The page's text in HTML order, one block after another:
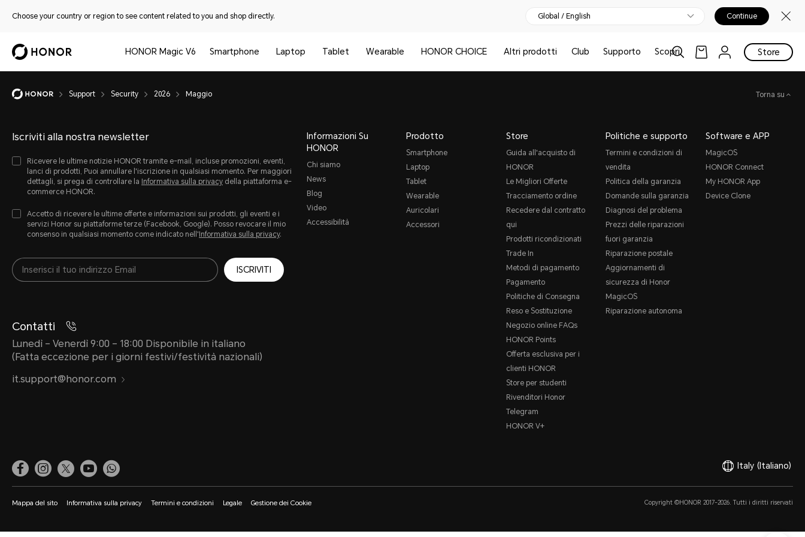
Choose your country or region to see content related to you and shop directly. Global / English Continue
HONOR Magic V6 Smartphone Laptop Tablet Wearable HONOR CHOICE Altri prodotti Club Supporto Scopri Store
Support Security 2026 Maggio Torna su
Iscriviti alla nostra newsletter
Ricevere le ultime notizie HONOR tramite e-mail, incluse promozioni, eventi,
lanci di prodotti, Puoi annullare l'iscrizione in qualsiasi momento. Per maggiori
dettagli, si prega di controllare la Informativa sulla privacy della piattaforma e-
commerce HONOR.
Accetto di ricevere le ultime offerte e informazioni sui prodotti, gli eventi e i
servizi Honor su piattaforme terze (Facebook, Google). Posso revocare il mio
consenso in qualsiasi momento come indicato nell' Informativa sulla privacy.
ISCRIVITI
Contatti
Lunedì – Venerdì 9:00 – 18:00 Disponibile in italiano
(Fatta eccezione per i giorni festivi/festività nazionali)
it.support@honor.com
Informazioni Su
HONOR
Chi siamo
News
Blog
Video
Accessibilità
Prodotto
Smartphone
Laptop
Tablet
Wearable
Auricolari
Accessori
Store
Guida all'acquisto di
HONOR
Le Migliori Offerte
Tracciamento ordine
Recedere dal contratto
qui
Prodotti ricondizionati
Trade In
Metodi di pagamento
Pagamento
Politiche di Consegna
Reso e Sostituzione
Negozio online FAQs
HONOR Points
Offerta esclusiva per i
clienti HONOR
Store per studenti
Rivenditori Honor
Telegram
HONOR V+
Politiche e supporto
Termini e condizioni di
vendita
Politica della garanzia
Domande sulla garanzia
Diagnosi del problema
Prezzi delle riparazioni
fuori garanzia
Riparazione postale
Aggiornamenti di
sicurezza di Honor
MagicOS
Riparazione autonoma
Software e APP
MagicOS
HONOR Connect
My HONOR App
Device Clone
Italy (Italiano)
Mappa del sito Informativa sulla privacy Termini e condizioni Legale Gestione dei Cookie Copyright ©HONOR 2017-2026. Tutti i diritti riservati